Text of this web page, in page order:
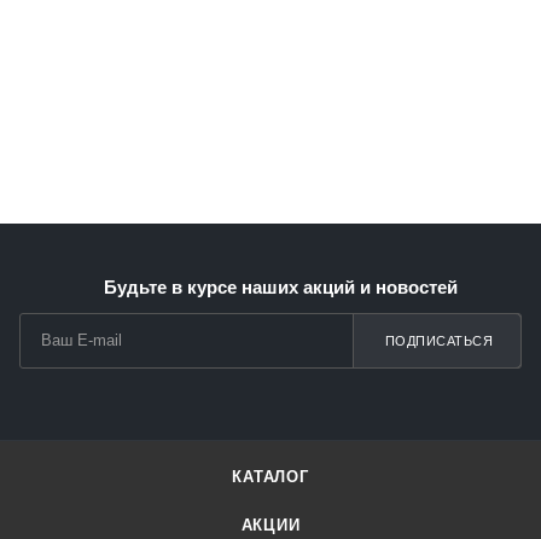
Будьте в курсе наших акций и новостей
ПОДПИСАТЬСЯ
КАТАЛОГ
АКЦИИ